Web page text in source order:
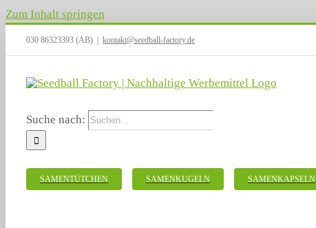
Zum Inhalt springen
030 86323393 (AB) kontakt@seedball-factory.de
Suche nach:
SAMENTÜTCHEN SAMENKUGELN SAMENKAPSELN